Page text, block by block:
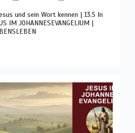
und sein Wort kennen | 13.5 In
IM JOHANNESEVANGELIUM |